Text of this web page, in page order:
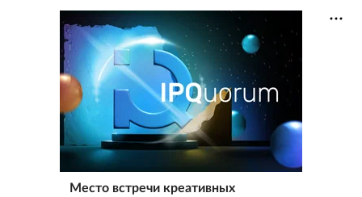
Место встречи креативных